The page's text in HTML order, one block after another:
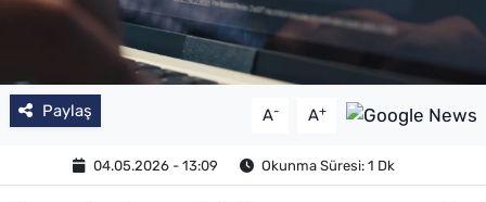
Paylaş A- A+
04.05.2026 - 13:09 Okunma Süresi: 1 Dk